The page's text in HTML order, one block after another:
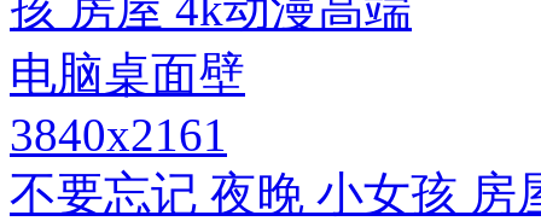
3840x2161
不要忘记 夜晚 小女孩 房